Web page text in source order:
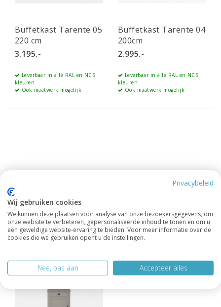
Buffetkast Tarente 05
220 cm
3.195.-
Leverbaar in alle RAL en NCS
kleuren
Ook maatwerk mogelijk
Buffetkast Tarente 04
200cm
2.995.-
Leverbaar in alle RAL en NCS
kleuren
Ook maatwerk mogelijk
Privacybeleid
Wij gebruiken cookies
We kunnen deze plaatsen voor analyse van onze bezoekersgegevens, om
onze website te verbeteren, gepersonaliseerde inhoud te tonen en om u
een geweldige website-ervaring te bieden. Voor meer informatie over de
cookies die we gebruiken opent u de instellingen.
Nee, pas aan Accepteer alles